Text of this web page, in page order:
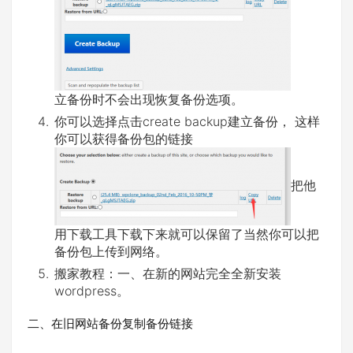
立备份时不会出现恢复备份选项。
你可以选择点击create backup建立备份， 这样
你可以获得备份包的链接
把他
用下载工具下载下来就可以保留了当然你可以把
备份包上传到网络。
搬家教程：一、在新的网站完全全新安装
wordpress。
二、在旧网站备份复制备份链接